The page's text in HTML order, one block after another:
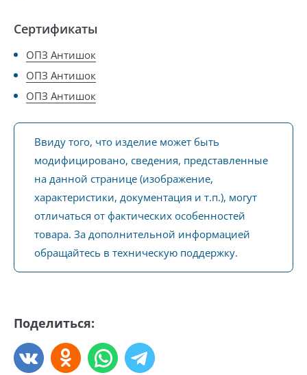
Сертификаты
ОПЗ Антишок
ОПЗ Антишок
ОПЗ Антишок
Ввиду того, что изделие может быть
модифицировано, сведения, представленные
на данной странице (изображение,
характеристики, документация и т.п.), могут
отличаться от фактических особенностей
товара. За дополнительной информацией
обращайтесь в техническую поддержку.
Поделиться: